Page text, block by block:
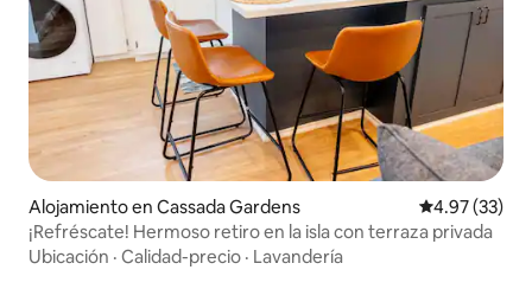
Alojamiento en Cassada Gardens Calificación
4.97 (33)
¡Refréscate! Hermoso retiro en la isla con terraza privada
Ubicación · Calidad-precio · Lavandería